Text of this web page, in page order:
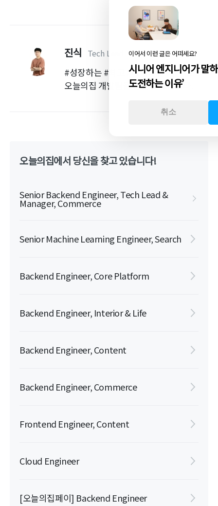
진식 Tech Lead
#성장하는 #최고 #매력적인 #즐거운
오늘의집 개발팀을 만들어 나갑니다.
이어서 이런 글은 어떠세요?
시니어 엔지니어가 말
도전하는 이유’
취소
오늘의집에서 당신을 찾고 있습니다!
Senior Backend Engineer, Tech Lead &
Manager, Commerce
Senior Machine Learning Engineer, Search
Backend Engineer, Core Platform
Backend Engineer, Interior & Life
Backend Engineer, Content
Backend Engineer, Commerce
Frontend Engineer, Content
Cloud Engineer
[오늘의집페이] Backend Engineer